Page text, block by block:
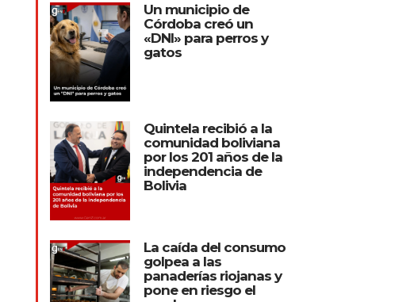
Un municipio de
Córdoba creó un
«DNI» para perros y
gatos
Quintela recibió a la
comunidad boliviana
por los 201 años de la
independencia de
Bolivia
La caída del consumo
golpea a las
panaderías riojanas y
pone en riesgo el